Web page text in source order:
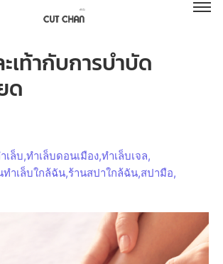
เท้ากับการบำบัด
ด
เล็บ,ทำเล็บดอนเมือง,ทำเล็บเจล,
ทำเล็บใกล้ฉัน,ร้านสปาใกล้ฉัน,สปามือ,